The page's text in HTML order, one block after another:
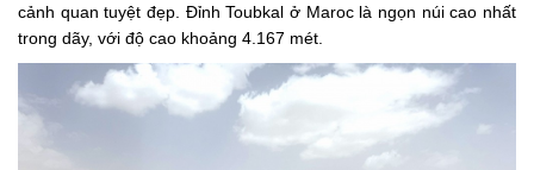
cảnh quan tuyệt đẹp. Đỉnh Toubkal ở Maroc là ngọn núi cao nhất
trong dãy, với độ cao khoảng 4.167 mét.